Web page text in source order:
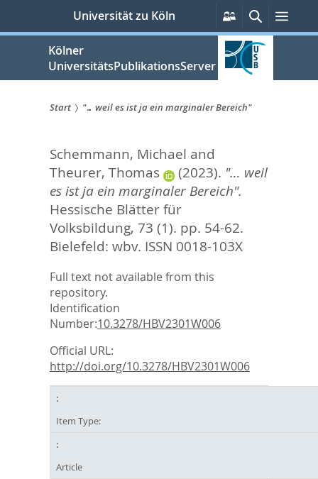
springen
Universität zu Köln
Persönliche
Services
Suche
Kölner
UniversitätsPublikationsServer
sind
hier:
Start "… weil es ist ja ein marginaler Bereich"
Schemmann, Michael and
Theurer, Thomas
(2023). "… weil
es ist ja ein marginaler Bereich".
Hessische Blätter für
Volksbildung, 73 (1). pp. 54-62.
Bielefeld: wbv. ISSN 0018-103X
Full text not available from this
repository.
Identification
Number:10.3278/HBV2301W006
Official URL:
http://doi.org/10.3278/HBV2301W006
Item Type:
Article